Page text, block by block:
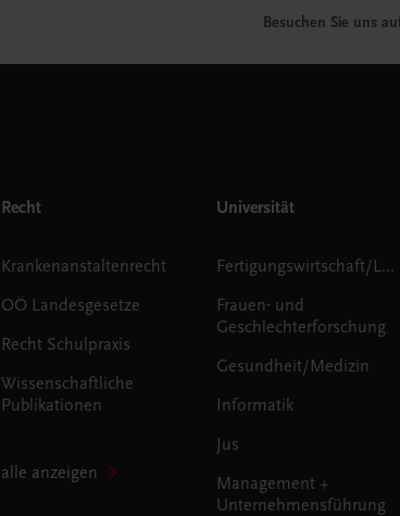
Besuchen Sie uns
Recht
Krankenanstaltenrecht
OÖ Landesgesetze
Recht Schulpraxis
Wissenschaftliche
Publikationen
alle anzeigen
Universität
Fertigungswirtschaft/Logistik
Frauen- und
Geschlechterforschung
Gesundheit/Medizin
Informatik
Jus
Management +
Unternehmensführung